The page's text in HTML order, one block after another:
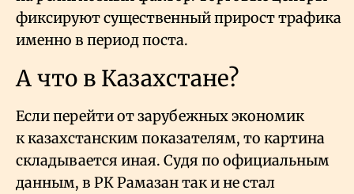
фиксируют существенный прирост трафика
именно в период поста.
А что в Казахстане?
Если перейти от зарубежных экономик
к казахстанским показателям, то картина
складывается иная. Судя по официальным
данным, в РК Рамазан так и не стал